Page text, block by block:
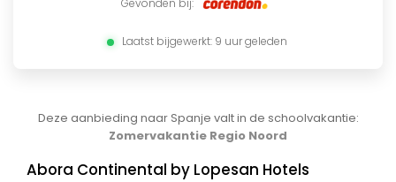
Gevonden bij:
Laatst bijgewerkt: 9 uur geleden
Deze aanbieding naar Spanje valt in de schoolvakantie:
Zomervakantie Regio Noord
Abora Continental by Lopesan Hotels